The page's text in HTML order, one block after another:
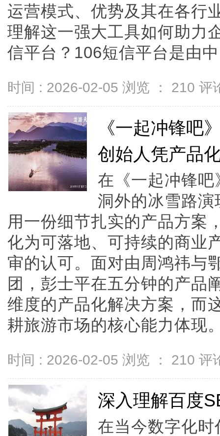
运营模式、优势及其在各行
理解这一强大工具如何助力
信平台？106短信平台是由
时间 : 2026-02-05 浏览 ： 210 评
《一起冲锋吧
创始人凭产品
在《一起冲锋
洞外的冰雪路
用一份细节扎实的产品方案
化为可落地、可持续的商业
审的认可。面对由周鸿祎与
团，彭士平在五分钟的产品
维度的产品化解决方案，而
耕旅游市场的核心能力体现
时间 : 2026-02-05 浏览 ： 210 评
深入理解百度
在当今数字化